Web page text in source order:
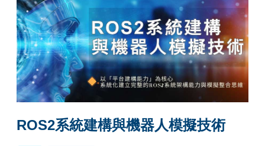
ROS2系統建構與機器人模擬技術